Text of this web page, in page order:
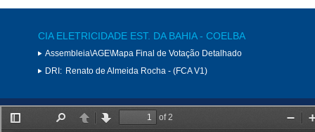
CIA ELETRICIDADE EST. DA BAHIA - COELBA
Assembleia\AGE\Mapa Final de Votação Detalhado
DRI: Renato de Almeida Rocha - (FCA V1)